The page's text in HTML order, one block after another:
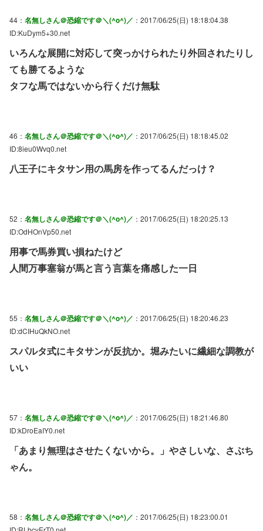
44： 名無しさん＠恐縮です＠＼(^o^)／ ：2017/06/25(日) 18:18:04.38
ID:KuDym5+30.net
いろんな展開に対応して突っかけられたり外回されたりし
ても勝てるような
タフな馬ではないから行くだけ無駄
46： 名無しさん＠恐縮です＠＼(^o^)／ ：2017/06/25(日) 18:18:45.02
ID:8ieu0Wvq0.net
八王子にキタサン用の馬房を作ってるんだっけ？
52： 名無しさん＠恐縮です＠＼(^o^)／ ：2017/06/25(日) 18:20:25.13
ID:OdHOnVp50.net
用事で馬券買い損ねたけど
人間万事塞翁が馬と言う言葉を痛感した一日
55： 名無しさん＠恐縮です＠＼(^o^)／ ：2017/06/25(日) 18:20:46.23
ID:dCIHuQkNO.net
スパルタ式にキタサンが反抗か。堀みたいに繊細な調教が
いい
57： 名無しさん＠恐縮です＠＼(^o^)／ ：2017/06/25(日) 18:21:46.80
ID:kDroEaIY0.net
「あまり無理はさせたくないから。」やさしいな、さぶち
ゃん。
58： 名無しさん＠恐縮です＠＼(^o^)／ ：2017/06/25(日) 18:23:00.01